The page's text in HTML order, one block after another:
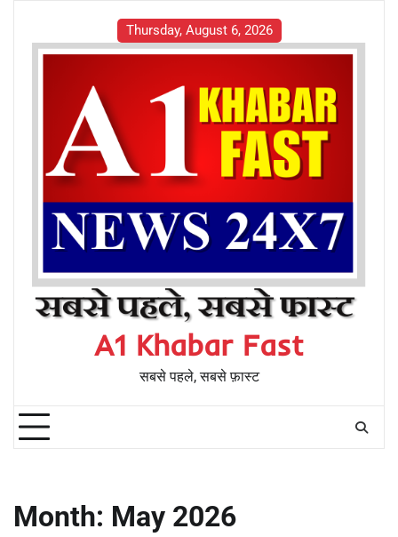
Thursday, August 6, 2026
A1 Khabar Fast
सबसे पहले, सबसे फ़ास्ट
Month: May 2026